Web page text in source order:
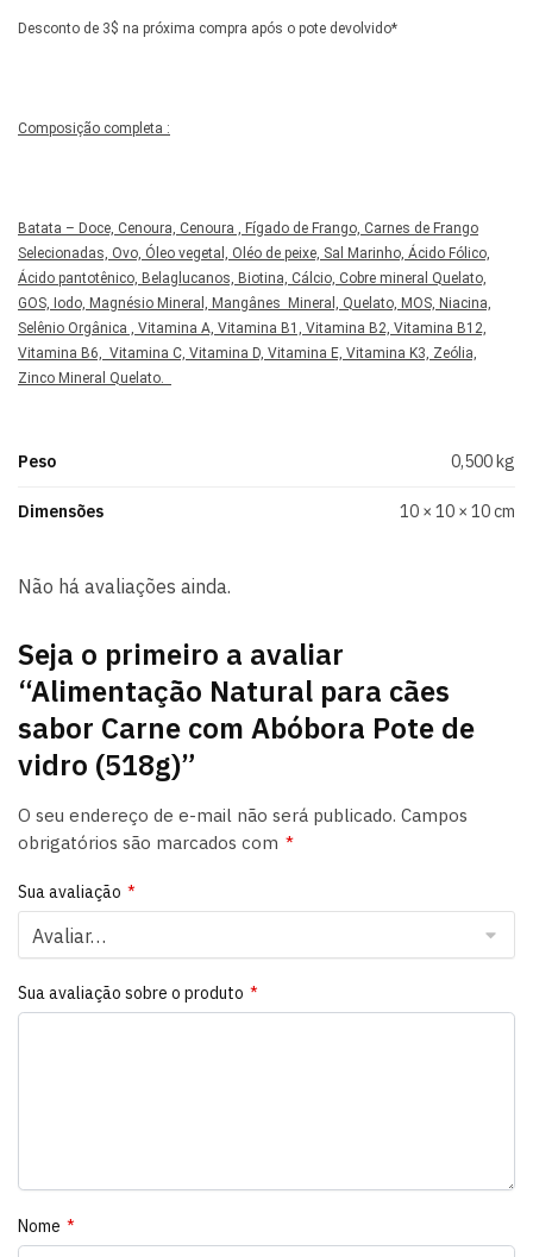
Desconto de 3$ na próxima compra após o pote devolvido*
Composição completa :
Batata – Doce, Cenoura, Cenoura , Fígado de Frango, Carnes de Frango
Selecionadas, Ovo, Óleo vegetal, Oléo de peixe, Sal Marinho, Ácido Fólico,
Ácido pantotênico, Belaglucanos, Biotina, Cálcio, Cobre mineral Quelato,
GOS, Iodo, Magnésio Mineral, Mangânes Mineral, Quelato, MOS, Niacina,
Selênio Orgânica , Vitamina A, Vitamina B1, Vitamina B2, Vitamina B12,
Vitamina B6, Vitamina C, Vitamina D, Vitamina E, Vitamina K3, Zeólia,
Zinco Mineral Quelato.
Peso 0,500 kg
Dimensões 10 × 10 × 10 cm
Não há avaliações ainda.
Seja o primeiro a avaliar
“Alimentação Natural para cães
sabor Carne com Abóbora Pote de
vidro (518g)”
O seu endereço de e-mail não será publicado. Campos
obrigatórios são marcados com *
Sua avaliação *
Sua avaliação sobre o produto *
Nome *